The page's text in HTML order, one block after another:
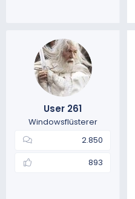
User 261
Windowsflüsterer
2.850
893